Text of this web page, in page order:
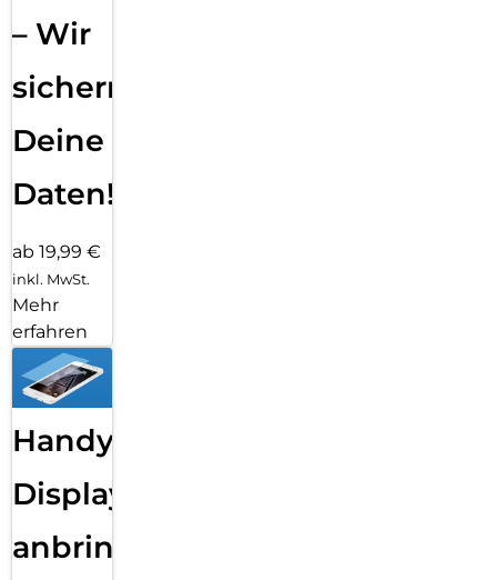
– Wir
sichern
Deine
Daten!
ab 19,99 €
inkl. MwSt.
Mehr
erfahren
Handy
Displayfolie
anbringen